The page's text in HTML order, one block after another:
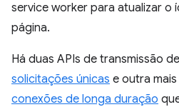
service worker para atualizar o
página.
Há duas APIs de transmissão
solicitações únicas e outra
conexões de longa duração